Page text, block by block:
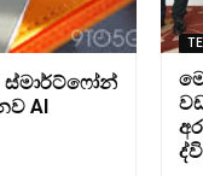
ස්මාර්ට්ෆෝන්
AI